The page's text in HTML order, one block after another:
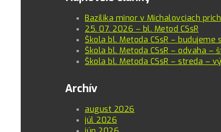
Bazilika minor v Michalovciach
25. 07. 2026 – bl. Metod CSsR
Škola bl. Metoda CSsR –
Škola bl. Metoda CSsR – odvaha –
Škola bl. Metoda CSsR – streda –
Archív
august 2026
júl 2026